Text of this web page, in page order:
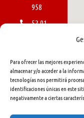
Para ofrecer las mejores
almacenar y/o acceder a la
tecnologías nos permitirá
identificaciones únicas en este
negativamente a ciertas
958
52 01
462
415